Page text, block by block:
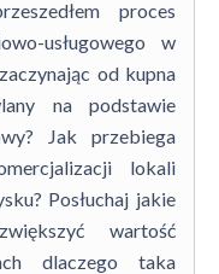
proces
usługowego w
od kupna
na podstawie
Jak przebiega
lokali
Posłuchaj jakie
wartość
dlaczego taka